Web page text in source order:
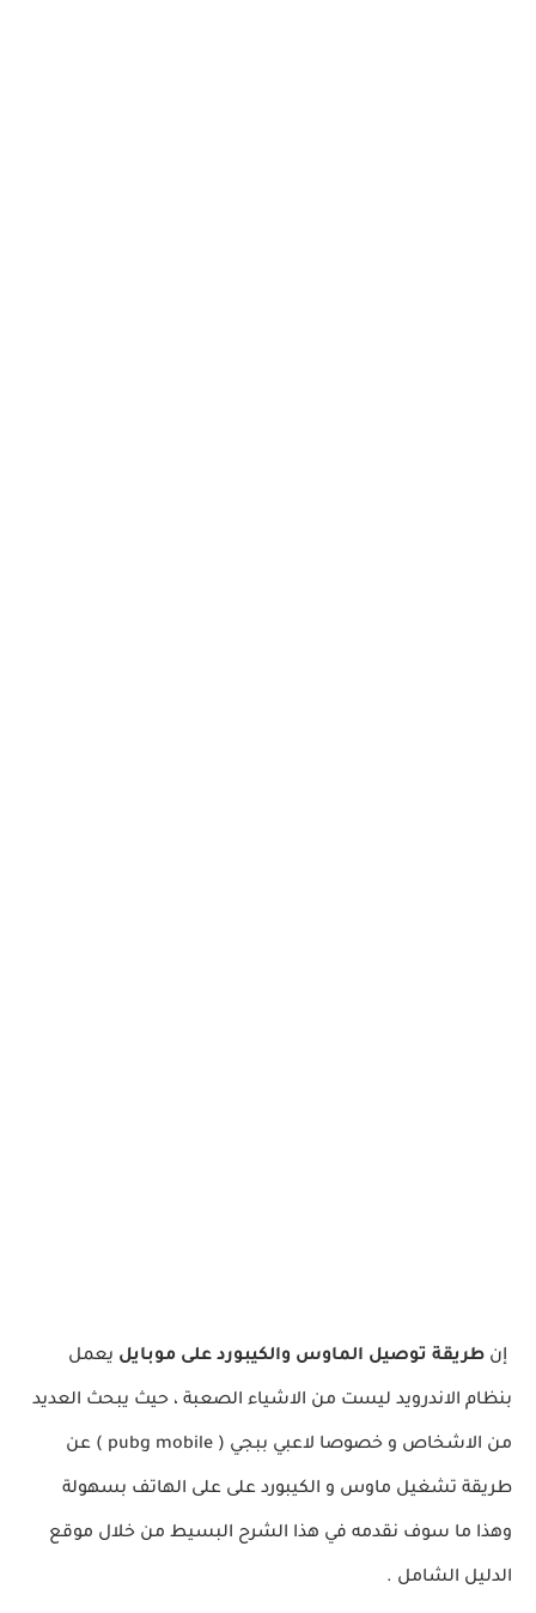
إن طريقة توصيل الماوس والكيبورد على موبايل يعمل
بنظام الاندرويد ليست من الاشياء الصعبة ، حيث يبحث العديد
من الاشخاص و خصوصا لاعبي ببجي ( pubg mobile ) عن
طريقة تشغيل ماوس و الكيبورد على على الهاتف بسهولة
وهذا ما سوف نقدمه في هذا الشرح البسيط من خلال موقع
الدليل الشامل .